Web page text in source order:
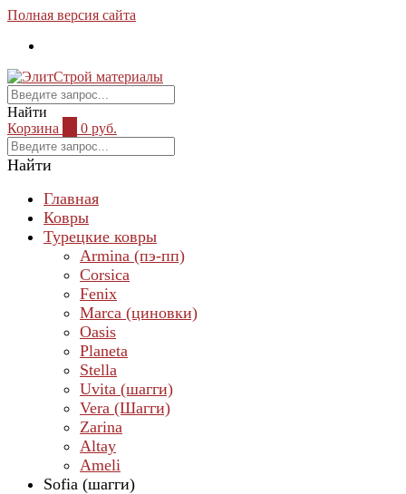
Полная версия сайта
Найти
Корзина
0 руб.
Найти
Главная
Ковры
Турецкие ковры
Armina (пэ-пп)
Corsica
Fenix
Marca (циновки)
Oasis
Planeta
Stella
Uvita (шагги)
Vera (Шагги)
Zarina
Altay
Ameli
Sofia (шагги)